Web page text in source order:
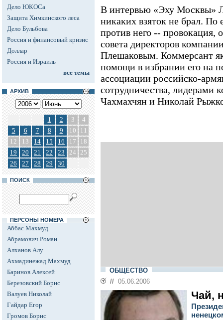
Дело ЮКОСа
Защита Химкинского леса
Дело Бульбова
Россия и финансовый кризис
Доллар
Россия и Израиль
все темы
АРХИВ
1 2 3
4
5
6 7 8 9 10
11
12
13 14 15 16 17
18
19
20 21 22 23 24 25
26
27 28 29 30
ПОИСК
ПЕРСОНЫ НОМЕРА
Аббас Махмуд
Абрамович Роман
Алханов Алу
Ахмадинежад Махмуд
Баринов Алексей
Березовский Борис
Валуев Николай
Гайдар Егор
Громов Борис
В интервью «Эху Москвы»
никаких взяток не брал.
против него -- провокация,
совета директоров
Плешаковым. Коммерсант
помощи в избрании его на
ассоциации российско-
сотрудничества, лидерами
Чахмахчян и Николай
ОБЩЕСТВО
// 05.06.2006
Чай,